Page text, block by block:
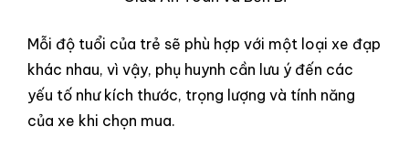
Mỗi độ tuổi của trẻ sẽ phù hợp với một loại xe đạp
khác nhau, vì vậy, phụ huynh cần lưu ý đến các
yếu tố như kích thước, trọng lượng và tính năng
của xe khi chọn mua.